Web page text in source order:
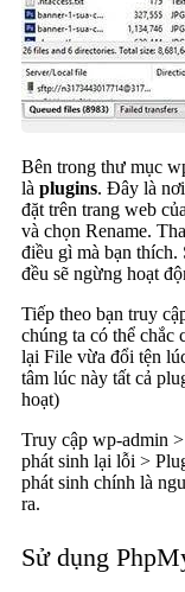
Bên trong thư mục
là plugins. Đây là
đặt trên trang web
và chọn Rename.
điều gì mà bạn thích.
đều sẽ ngừng hoạt
Tiếp theo bạn truy
chúng ta có thể chắc
lại File vừa đổi tện
tâm lúc này tất cả
hoạt)
Truy cập wp-admin
phát sinh lại lỗi >
phát sinh chính là
ra.
Sử dụng